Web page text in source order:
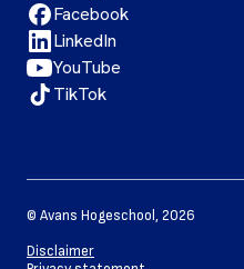
Facebook
LinkedIn
YouTube
TikTok
© Avans Hogeschool,2026
Disclaimer